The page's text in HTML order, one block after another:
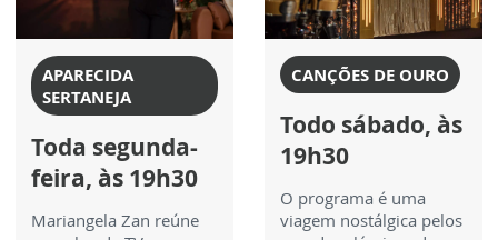
APARECIDA
SERTANEJA
Toda segunda-
feira, às 19h30
Mariangela Zan reúne
CANÇÕES DE OURO
Todo sábado, às
19h30
O programa é uma
viagem nostálgica pelos